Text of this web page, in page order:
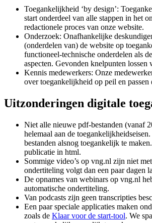
Toegankelijkheid ‘by design’:
start onderdeel van alle stappen in het
redactionele proces van onze website.
Onderzoek: Onafhankelijke
(onderdelen van) de website op
functioneel-technische onderdelen als
aspecten. Gevonden knelpunten lossen
Kennis medewerkers: Onze
over toegankelijkheid op peil en passen
Uitzonderingen digitale
Niet alle nieuwe pdf-bestanden (vanaf
helemaal aan de
bestanden alsnog toegankelijk te
publicatie in html.
Sommige video’s op vng.nl zijn niet
ondertiteling volgt dan een paar dagen
De opnames van webinars op vng.nl
automatische ondertiteling.
Van podcasts zijn geen transcripties
Een paar speciale applicaties maken
zoals de Klaar voor de start-tool. We